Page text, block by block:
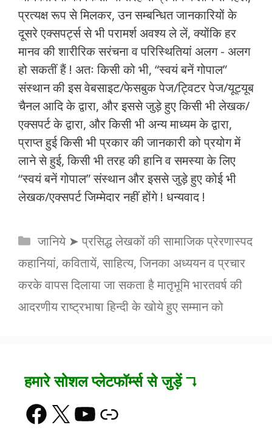
प्रत्यक्ष रूप से मिलकर, उन सम्बन्धित जानकारियों के
दूसरे एक्सपर्ट्स से भी परामर्श अवश्य ले लें, क्योंकि हर
मानव की शारीरिक सरंचना व परिस्थितियां अलग - अलग
हो सकतीं हैं ! अतः किसी को भी, “स्वयं बनें गोपाल”
संस्थान की इस वेबसाइट/फेसबुक पेज/ट्विटर पेज/यूट्यूब
चैनल आदि के द्वारा, और इससे जुड़े हुए किसी भी लेखक/
एक्सपर्ट के द्वारा, और किसी भी अन्य माध्यम के द्वारा,
प्राप्त हुई किसी भी प्रकार की जानकारी को प्रयोग में
लाने से हुई, किसी भी तरह की हानि व समस्या के लिए
“स्वयं बनें गोपाल” संस्थान और इससे जुड़े हुए कोई भी
लेखक/एक्सपर्ट जिम्मेदार नहीं होंगे ! धन्यवाद !
Categories
जानिये ➤ प्रसिद्ध लेखकों की सामाजिक प्रेरणास्पद
कहानियां, कवितायें, साहित्य, जिनका अध्ययन व प्रचार
करके वापस दिलाया जा सकता है मातृभूमि भारतवर्ष की
आदरणीय राष्ट्रभाषा हिन्दी के खोये हुए सम्मान को
हमारे सोशल प्लेटफॉर्म्स से जुड़ें ↴
Facebook
X YouTube
Link